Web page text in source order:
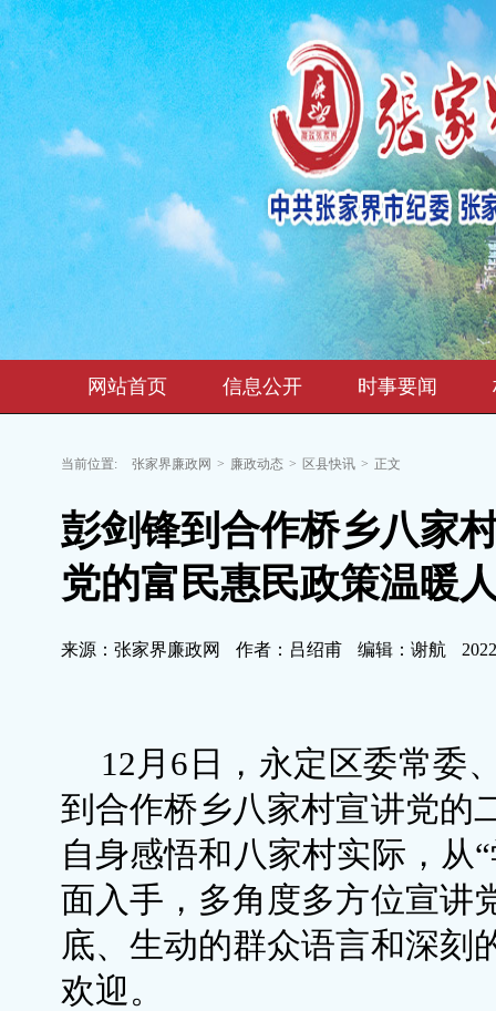
网站首页 信息公开 时事要闻
当前位置: 张家界廉政网 > 廉政动态 > 区县快讯 > 正文
彭剑锋到合作桥乡八家
党的富民惠民政策温暖
来源：张家界廉政网 作者：吕绍甫 编辑：谢航
12月6日，永定区委常委
到合作桥乡八家村宣讲党的
自身感悟和八家村实际，从
面入手，多角度多方位宣讲
底、生动的群众语言和深刻
欢迎。